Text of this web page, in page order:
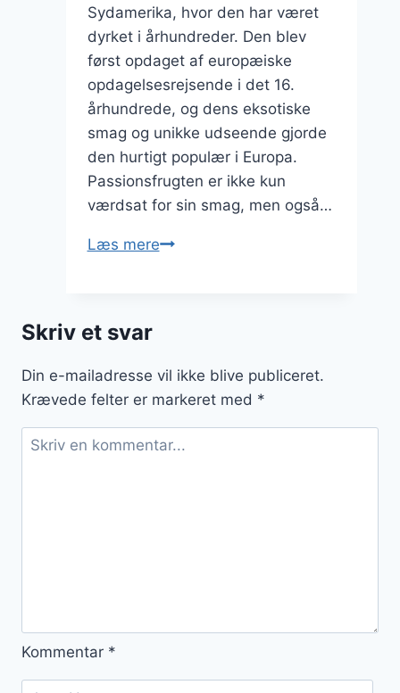
Sydamerika, hvor den har været
dyrket i århundreder. Den blev
først opdaget af europæiske
opdagelsesrejsende i det 16.
århundrede, og dens eksotiske
smag og unikke udseende gjorde
den hurtigt populær i Europa.
Passionsfrugten er ikke kun
værdsat for sin smag, men også…
Læs merePassionsfrugt
Skriv et svar
Din e-mailadresse vil ikke blive publiceret.
Krævede felter er markeret med *
Kommentar *